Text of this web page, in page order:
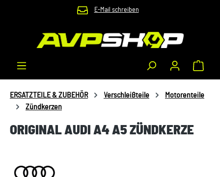
Zum Hauptinhalt springen E-Mail schreiben
ERSATZTEILE & ZUBEHÖR Verschleißteile
Motorenteile
Zündkerzen
ORIGINAL AUDI A4 A5 ZÜNDKERZE